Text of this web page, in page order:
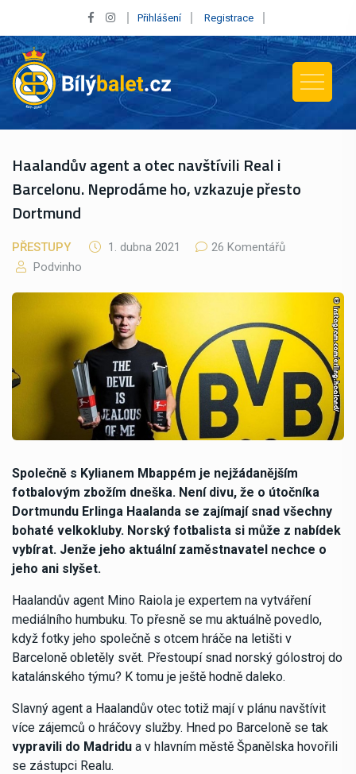
Přihlášení Registrace
Haalandův agent a otec navštívili Real i
Barcelonu. Neprodáme ho, vzkazuje přesto
Dortmund
PŘESTUPY 1. dubna 2021
26 Komentářů
Podvinho
Společně s Kylianem Mbappém je nejžádanějším
fotbalovým zbožím dneška. Není divu, že o útočníka
Dortmundu Erlinga Haalanda se zajímají snad všechny
bohaté velkokluby. Norský fotbalista si může z nabídek
vybírat. Jenže jeho aktuální zaměstnavatel nechce o
jeho ani slyšet.
Haalandův agent Mino Raiola je expertem na vytváření
mediálního humbuku. To přesně se mu aktuálně povedlo,
když fotky jeho společně s otcem hráče na letišti v
Barceloně obletěly svět. Přestoupí snad norský gólostroj do
katalánského týmu? K tomu je ještě hodně daleko.
Slavný agent a Haalandův otec totiž mají v plánu navštívit
více zájemců o hráčovy služby. Hned po Barceloně se tak
vypravili do Madridu a v hlavním městě Španělska hovořili
se zástupci Realu.